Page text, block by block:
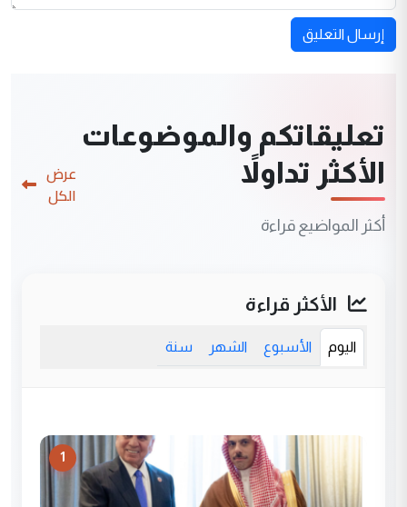
إرسال التعليق
تعليقاتكم والموضوعات
الأكثر تداولاً
أكثر المواضيع قراءة
عرض
الكل
الأكثر قراءة
اليوم الأسبوع الشهر سنة
1